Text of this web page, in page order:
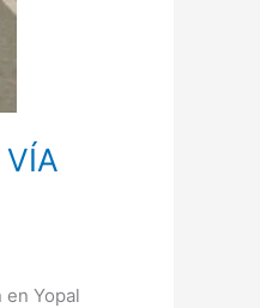
en Yopal